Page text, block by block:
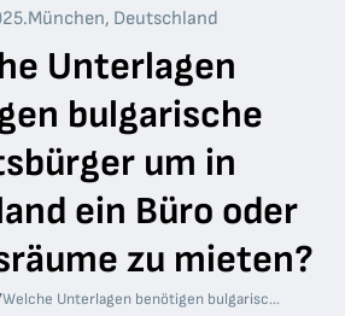
.München, Deutschland
Unterlagen
bulgarische
um in
ein Büro oder
zu mieten?
Welche Unterlagen benötigen bulgarische Staatsbürger um in Deutschland ein Büro oder Geschäftsräume zu mieten?